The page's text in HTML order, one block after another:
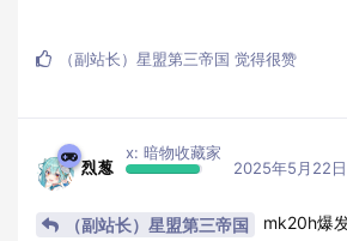
（副站长）星盟第三帝国 觉得很赞
烈葱
x: 暗物收藏家
2025年5月22日
（副站长）星盟第三帝国
mk20h爆